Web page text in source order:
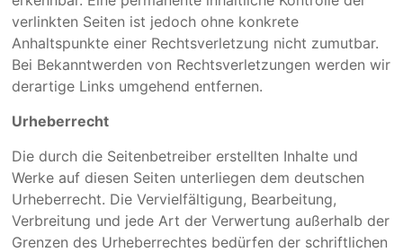
verlinkten Seiten ist jedoch ohne konkrete
Anhaltspunkte einer Rechtsverletzung nicht zumutbar.
Bei Bekanntwerden von Rechtsverletzungen werden wir
derartige Links umgehend entfernen.
Urheberrecht
Die durch die Seitenbetreiber erstellten Inhalte und
Werke auf diesen Seiten unterliegen dem deutschen
Urheberrecht. Die Vervielfältigung, Bearbeitung,
Verbreitung und jede Art der Verwertung außerhalb der
Grenzen des Urheberrechtes bedürfen der schriftlichen